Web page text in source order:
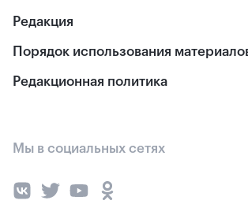
Редакция
Порядок использования
Редакционная политика
Мы в социальных сетях